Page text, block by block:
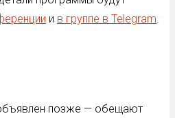
и в группе в Telegram.
позже — обещают